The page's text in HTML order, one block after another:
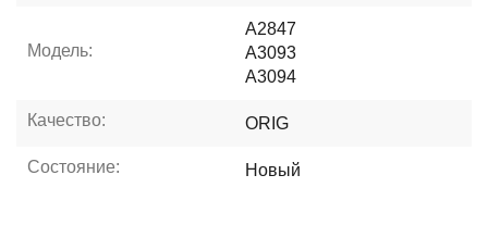
Модель:
A2847
A3093
A3094
Качество: ORIG
Состояние: Новый